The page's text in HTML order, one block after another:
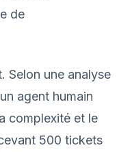
de
Selon une analyse
agent humain
complexité et le
500 tickets